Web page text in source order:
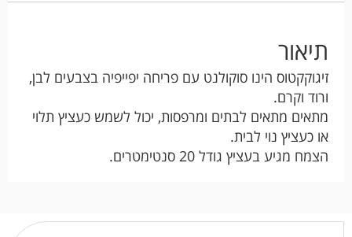
תיאור
זיגוקקטוס הינו סוקולנט עם פריחה יפייפיה בצבעים לבן,
ורוד וקרם.
מתאים מתאים לבתים ומרפסות, יכול לשמש כעציץ תלוי
או כעציץ נוי לבית.
הצמח מגיע בעציץ גודל 20 סנטימטרים.